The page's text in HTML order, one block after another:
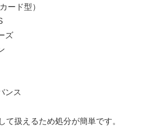
ード型）
ズ
ンス
て扱えるため処分が簡単です。